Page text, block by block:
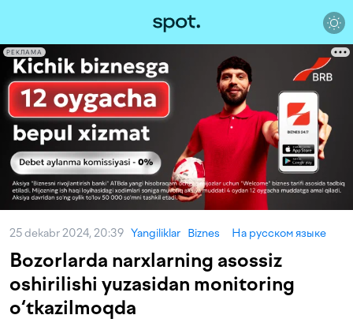
РЕКЛАМА
25 dekabr 2024, 20:39 Yangiliklar Biznes На русском языке
Bozorlarda narxlarning asossiz
oshirilishi yuzasidan monitoring
o‘tkazilmoqda